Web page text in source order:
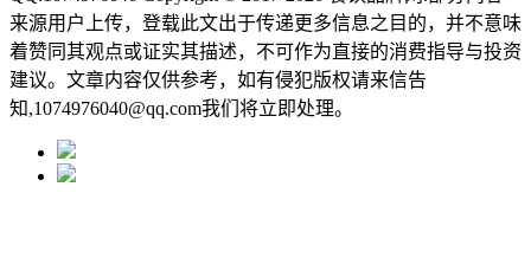
来源用户上传，登载此文出于传递更多信息之目的，并不意味
着赞同其观点或证实其描述，不可作为直接的消费指导与投资
建议。文章内容仅供参考，如有侵犯版权请来信告
知,1074976040@qq.com我们将立即处理。